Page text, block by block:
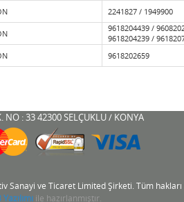
2241827 / 1949900
9618204439 /
9618204239 /
9618202659
NO : 33 42300 SELÇUKLU / KONYA
ve Ticaret Limited Şirketi. Tüm hakları
ile hazırlanmıştır.